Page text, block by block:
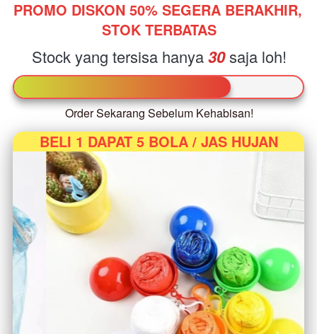
PROMO DISKON 50% SEGERA BERAKHIR,
STOK TERBATAS
Stock yang tersisa hanya 30 saja loh!
Order Sekarang Sebelum Kehabisan!
BELI 1 DAPAT 5 BOLA / JAS HUJAN